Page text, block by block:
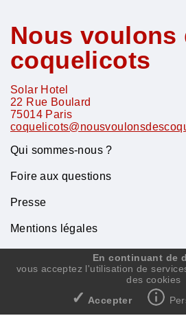
Nous voulons
coquelicots
Solar Hotel
22 Rue Boulard
75014 Paris
Qui sommes-nous ?
Foire aux questions
Presse
Mentions légales
En continuant de
vous acceptez l'utilisation de
des cookies
✓ Accepter